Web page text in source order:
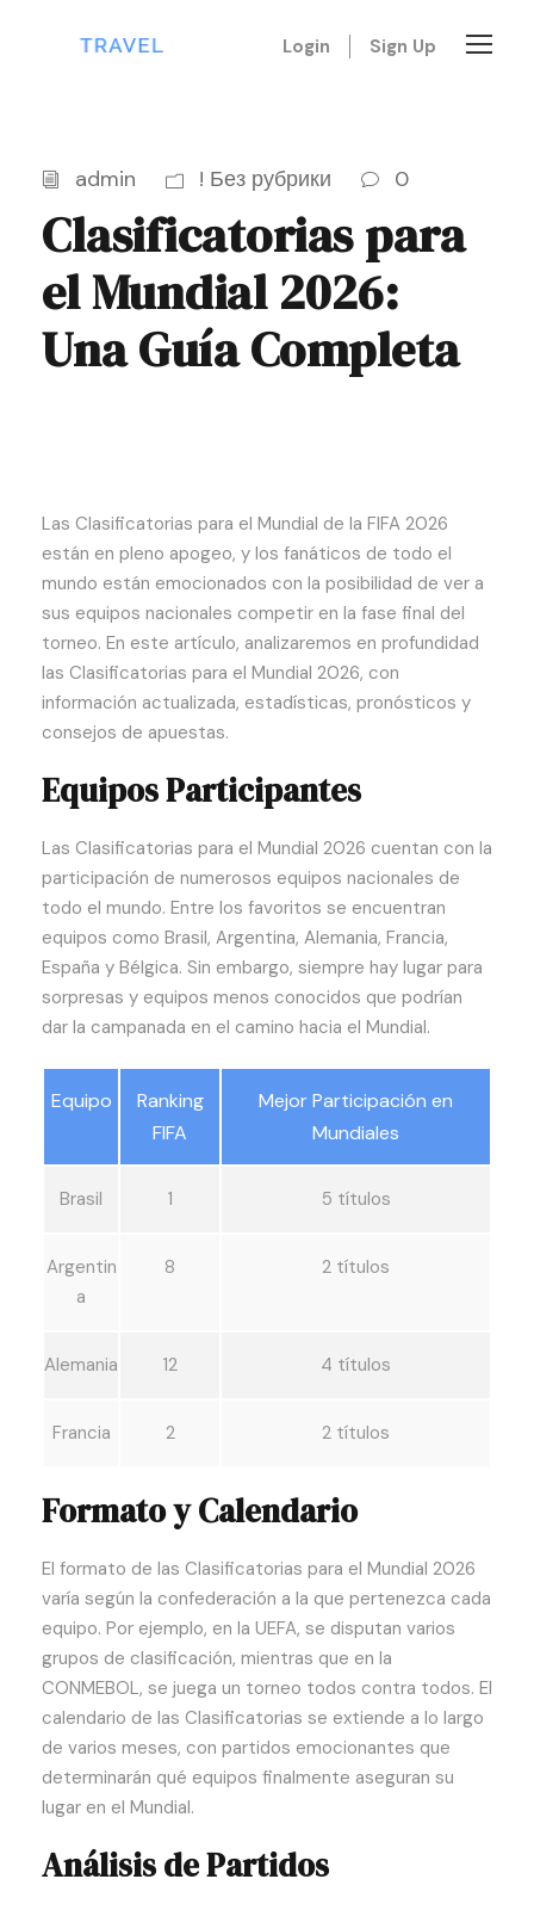
Login Sign Up
admin ! Без рубрики 0
Clasificatorias para
el Mundial 2026:
Una Guía Completa
Las Clasificatorias para el Mundial de la FIFA 2026
están en pleno apogeo, y los fanáticos de todo el
mundo están emocionados con la posibilidad de ver a
sus equipos nacionales competir en la fase final del
torneo. En este artículo, analizaremos en profundidad
las Clasificatorias para el Mundial 2026, con
información actualizada, estadísticas, pronósticos y
consejos de apuestas.
Equipos Participantes
Las Clasificatorias para el Mundial 2026 cuentan con la
participación de numerosos equipos nacionales de
todo el mundo. Entre los favoritos se encuentran
equipos como Brasil, Argentina, Alemania, Francia,
España y Bélgica. Sin embargo, siempre hay lugar para
sorpresas y equipos menos conocidos que podrían
dar la campanada en el camino hacia el Mundial.
Equipo
Ranking
FIFA
Mejor Participación en
Mundiales
Brasil 1 5 títulos
Argentin
a
8 2 títulos
Alemania 12 4 títulos
Francia 2 2 títulos
Formato y Calendario
El formato de las Clasificatorias para el Mundial 2026
varía según la confederación a la que pertenezca cada
equipo. Por ejemplo, en la UEFA, se disputan varios
grupos de clasificación, mientras que en la
CONMEBOL, se juega un torneo todos contra todos. El
calendario de las Clasificatorias se extiende a lo largo
de varios meses, con partidos emocionantes que
determinarán qué equipos finalmente aseguran su
lugar en el Mundial.
Análisis de Partidos